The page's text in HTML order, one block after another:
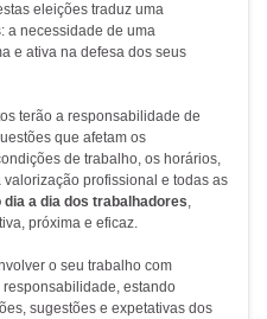
eleições traduz uma
a necessidade de uma
e ativa na defesa dos seus
terão a responsabilidade de
que afetam os
de trabalho, os horários,
profissional e todas as
a dia dos trabalhadores,
próxima e eficaz.
o seu trabalho com
estando
sugestões e expetativas dos